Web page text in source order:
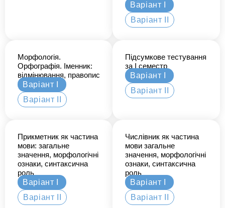
Варіант І
Варіант ІІ
Морфологія.
Орфографія. Іменник:
відмінювання, правопис
Варіант І
Варіант ІІ
Підсумкове тестування
за І семестр
Варіант І
Варіант ІІ
Прикметник як частина
мови: загальне
значення, морфологічні
ознаки, синтаксична
роль
Варіант І
Варіант ІІ
Числівник як частина
мови загальне
значення, морфологічні
ознаки, синтаксична
роль
Варіант І
Варіант ІІ